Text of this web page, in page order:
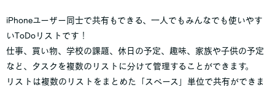
iPhoneユーザー同士で共有もできる、一人でもみんなでも使いやす
いToDoリストです！
仕事、買い物、学校の課題、休日の予定、趣味、家族や子供の予定
など、タスクを複数のリストに分けて管理することができます。
リストは複数のリストをまとめた「スペース」単位で共有ができま